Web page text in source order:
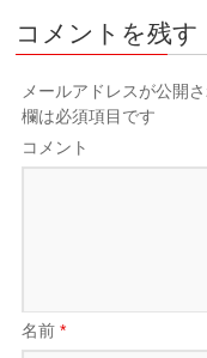
コメントを残す
メールアドレスが公開
欄は必須項目です
コメント
名前*